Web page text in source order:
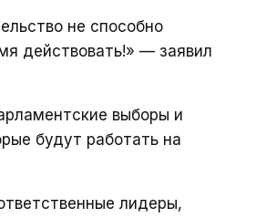
не способно
действовать!» — заявил
выборы и
будут работать на
лидеры,